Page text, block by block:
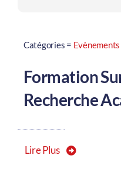
Catégories =
Formation
Recherche
Lire Plus